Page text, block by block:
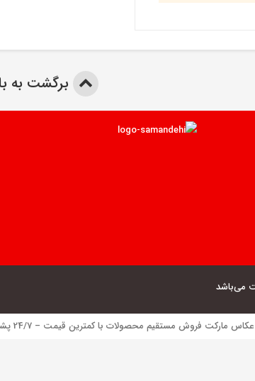
برگشت به
می‌باشد
عکاس مارکت فروش مستقیم محصولات با کمترین قیمت – 24/7 پشتیبانی – خرید آسان با پرداخت الکترونیک